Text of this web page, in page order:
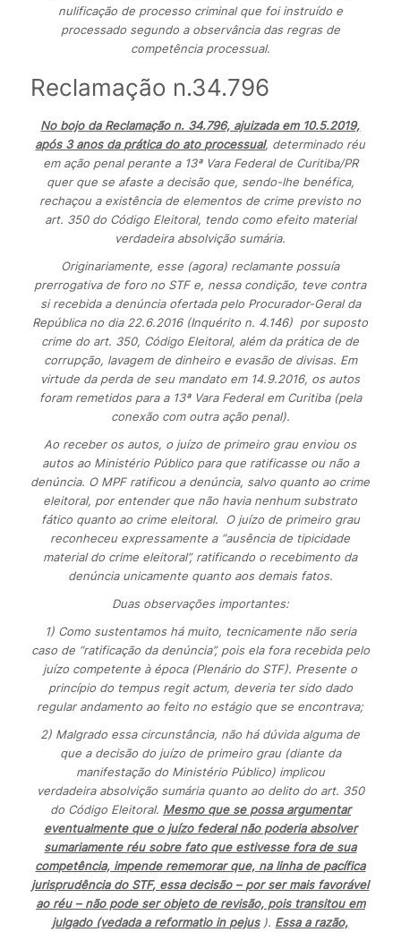
nulificação de processo criminal que foi instruído e
processado segundo a observância das regras de
competência processual.
Reclamação n.34.796
No bojo da Reclamação n. 34.796, ajuizada em 10.5.2019,
após 3 anos da prática do ato processual, determinado réu
em ação penal perante a 13ª Vara Federal de Curitiba/PR
quer que se afaste a decisão que, sendo-lhe benéfica,
rechaçou a existência de elementos de crime previsto no
art. 350 do Código Eleitoral, tendo como efeito material
verdadeira absolvição sumária.
Originariamente, esse (agora) reclamante possuía
prerrogativa de foro no STF e, nessa condição, teve contra
si recebida a denúncia ofertada pelo Procurador-Geral da
República no dia 22.6.2016 (Inquérito n. 4.146) por suposto
crime do art. 350, Código Eleitoral, além da prática de de
corrupção, lavagem de dinheiro e evasão de divisas. Em
virtude da perda de seu mandato em 14.9.2016, os autos
foram remetidos para a 13ª Vara Federal em Curitiba (pela
conexão com outra ação penal).
Ao receber os autos, o juízo de primeiro grau enviou os
autos ao Ministério Público para que ratificasse ou não a
denúncia. O MPF ratificou a denúncia, salvo quanto ao crime
eleitoral, por entender que não havia nenhum substrato
fático quanto ao crime eleitoral. O juízo de primeiro grau
reconheceu expressamente a “ausência de tipicidade
material do crime eleitoral”, ratificando o recebimento da
denúncia unicamente quanto aos demais fatos.
Duas observações importantes:
1) Como sustentamos há muito, tecnicamente não seria
caso de “ratificação da denúncia”, pois ela fora recebida pelo
juízo competente à época (Plenário do STF). Presente o
princípio do tempus regit actum, deveria ter sido dado
regular andamento ao feito no estágio que se encontrava;
2) Malgrado essa circunstância, não há dúvida alguma de
que a decisão do juízo de primeiro grau (diante da
manifestação do Ministério Público) implicou
verdadeira absolvição sumária quanto ao delito do art. 350
do Código Eleitoral. Mesmo que se possa argumentar
eventualmente que o juízo federal não poderia absolver
sumariamente réu sobre fato que estivesse fora de sua
competência, impende rememorar que, na linha de pacífica
jurisprudência do STF, essa decisão – por ser mais favorável
ao réu – não pode ser objeto de revisão, pois transitou em
julgado (vedada a reformatio in pejus). Essa a razão,